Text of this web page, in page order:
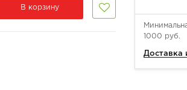
В корзину
1000 руб.
Доставка